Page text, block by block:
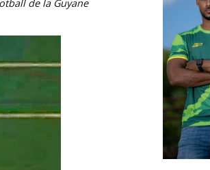
de la Guyane